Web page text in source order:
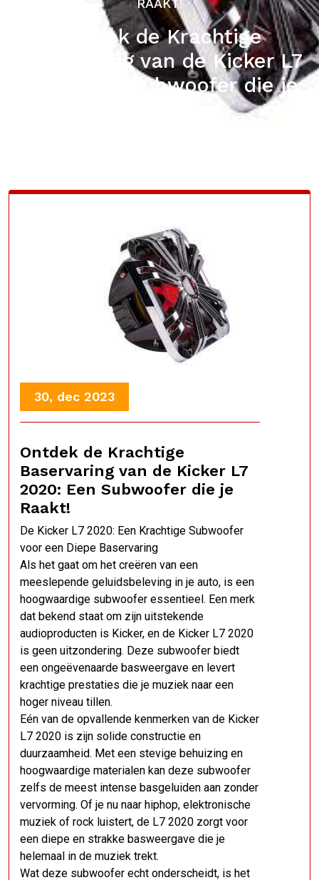
RAAKT!
Ontdek de Krachtige
Baservaring van de Kicker L7
2020: Een Subwoofer die je
30, dec 2023
Ontdek de Krachtige
Baservaring van de Kicker L7
2020: Een Subwoofer die je
Raakt!
De Kicker L7 2020: Een Krachtige Subwoofer
voor een Diepe Baservaring
Als het gaat om het creëren van een
meeslepende geluidsbeleving in je auto, is een
hoogwaardige subwoofer essentieel. Een merk
dat bekend staat om zijn uitstekende
audioproducten is Kicker, en de Kicker L7 2020
is geen uitzondering. Deze subwoofer biedt
een ongeëvenaarde basweergave en levert
krachtige prestaties die je muziek naar een
hoger niveau tillen.
Eén van de opvallende kenmerken van de Kicker
L7 2020 is zijn solide constructie en
duurzaamheid. Met een stevige behuizing en
hoogwaardige materialen kan deze subwoofer
zelfs de meest intense basgeluiden aan zonder
vervorming. Of je nu naar hiphop, elektronische
muziek of rock luistert, de L7 2020 zorgt voor
een diepe en strakke basweergave die je
helemaal in de muziek trekt.
Wat deze subwoofer echt onderscheidt, is het